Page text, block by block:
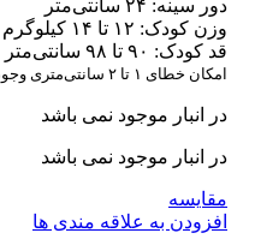
دور سینه: ۲۴ سانتی‌متر
وزن کودک: ۱۲ تا ۱۴ کیلوگرم
قد کودک: ۹۰ تا ۹۸ سانتی‌متر
امکان خطای ۱ تا ۲ سانتی‌متری وجود دارد.
در انبار موجود نمی باشد
در انبار موجود نمی باشد
مقایسه
افزودن به علاقه مندی ها